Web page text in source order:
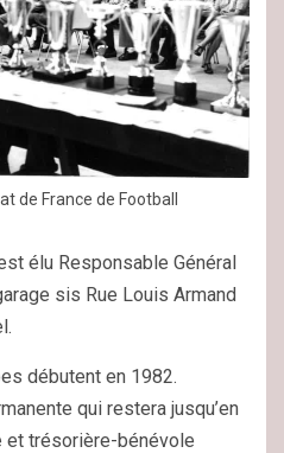
de France de Football
élu Responsable Général
sis Rue Louis Armand
débutent en 1982.
qui restera jusqu’en
et trésorière-bénévole